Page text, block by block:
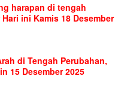
harapan di tengah
ini Kamis 18 Desember
di Tengah Perubahan,
15 Desember 2025